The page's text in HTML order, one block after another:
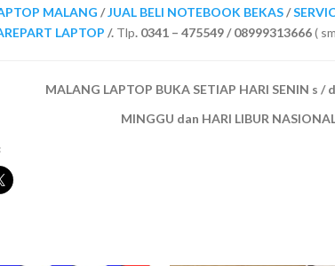
MALANG /JUAL BELI NOTEBOOK BEKAS/
LAPTOP /. Tlp. 0341 – 475549 / 08999313666(
MALANG LAPTOP BUKA SETIAP HARI SENIN s /
MINGGU dan HARI LIBUR